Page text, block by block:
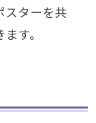
スターを共
す。